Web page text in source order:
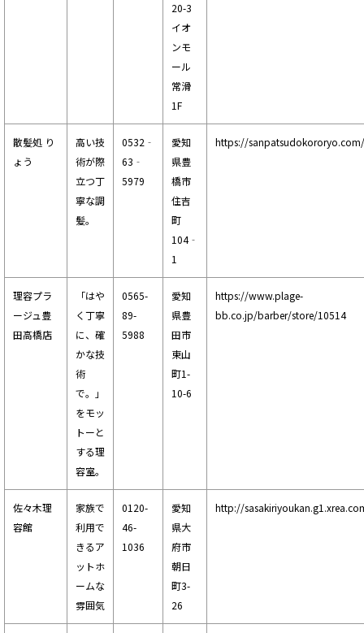
20-3
イオ
ンモ
ール
常滑
1F
散髪処 り
ょう
高い技
術が際
立つ丁
寧な調
髪。
0532‐
63‐
5979
愛知
県豊
橋市
住吉
町
104‐
1
https://sanpatsudokororyo.com/
理容プラ
ージュ豊
田高橋店
「はや
く丁寧
に、確
かな技
術
で。」
をモッ
トーと
する理
容室。
0565-
89-
5988
愛知
県豊
田市
東山
町1-
10-6
https://www.plage-
bb.co.jp/barber/store/10514
佐々木理
容館
家族で
利用で
きるア
ットホ
ームな
雰囲気
0120-
46-
1036
愛知
県大
府市
朝日
町3-
26
http://